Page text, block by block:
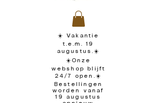
☀️ Vakantie
t.e.m. 19
augustus.☀️
☀️Onze
webshop blijft
24/7 open.☀️
Bestellingen
worden vanaf
19 augustus